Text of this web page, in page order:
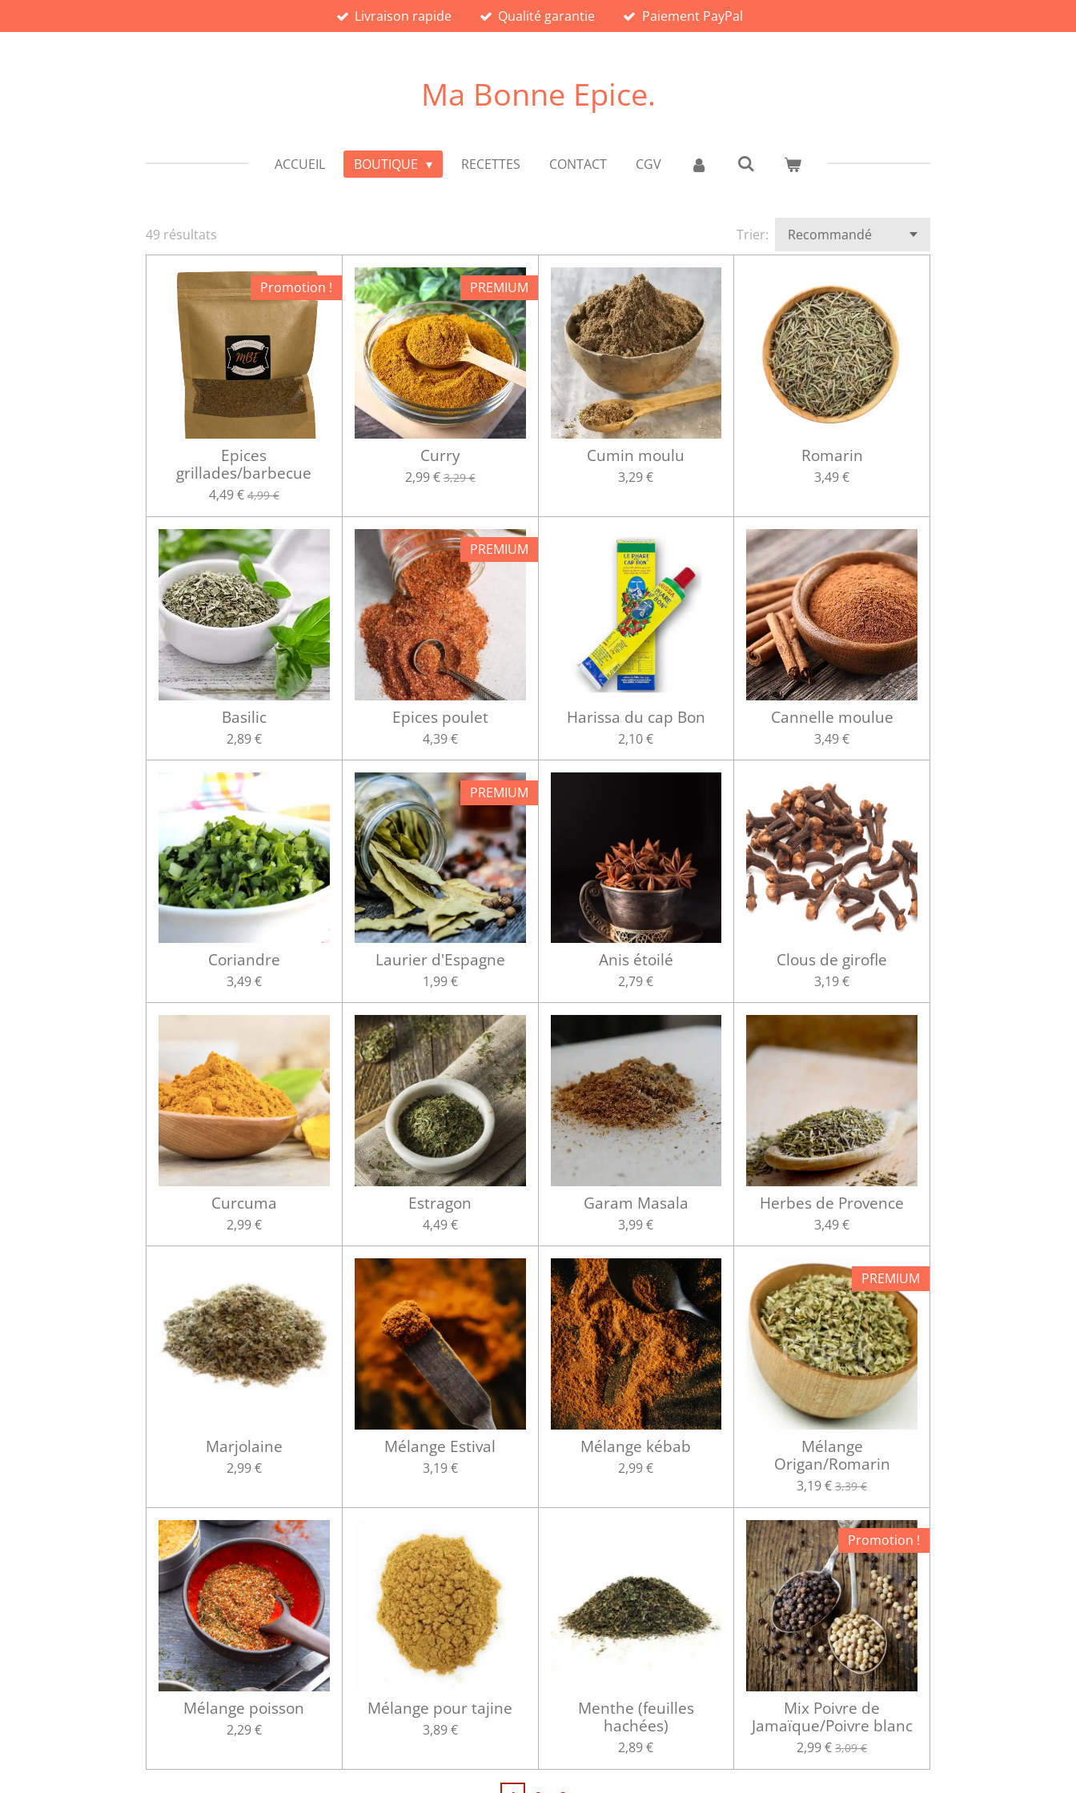
au
Livraison rapide Qualité garantie Paiement PayPal
Ma Bonne Epice.
ACCUEIL BOUTIQUE RECETTES CONTACT CGV
49 résultats Trier:
Promotion !
Epices
grillades/barbecue
4,49 € 4,99 €
PREMIUM
Curry
2,99 € 3,29 €
Cumin moulu
3,29 €
Romarin
3,49 €
Basilic
2,89 €
PREMIUM
Epices poulet
4,39 €
Harissa du cap Bon
2,10 €
Cannelle moulue
3,49 €
Coriandre
3,49 €
PREMIUM
Laurier d'Espagne
1,99 €
Anis étoilé
2,79 €
Clous de girofle
3,19 €
Curcuma
2,99 €
Estragon
4,49 €
Garam Masala
3,99 €
Herbes de Provence
3,49 €
Marjolaine
2,99 €
Mélange Estival
3,19 €
Mélange kébab
2,99 €
PREMIUM
Mélange
Origan/Romarin
3,19 € 3,39 €
Mélange poisson
2,29 €
Mélange pour tajine
3,89 €
Menthe (feuilles
hachées)
2,89 €
Promotion !
Mix Poivre de
Jamaïque/Poivre blanc
2,99 € 3,09 €